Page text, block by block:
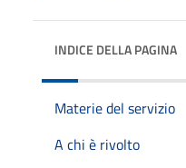
INDICE DELLA PAGINA
Materie del servizio
A chi è rivolto